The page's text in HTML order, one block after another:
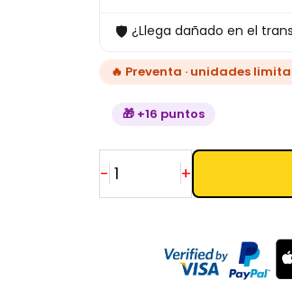
🛡 ¿Llega dañado en el
🔥 Preventa · unidades
🎁 +16 puntos
- +